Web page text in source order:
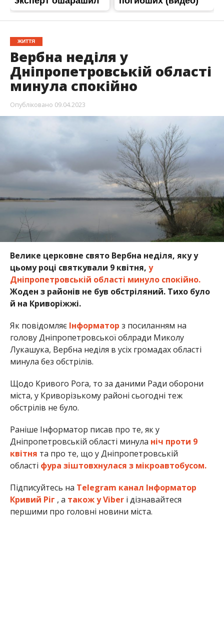
ЖИТТЯ
Вербна неділя у
Дніпропетровській області
минула спокійно
Опубліковано 09.04.2023
Велике церковне свято Вербна неділя, яку у
цьому році святкували 9 квітня, у
Дніпропетровській області минуло спокійно.
Жоден з районів не був обстріляний. Тихо було
й на Криворіжжі.
Як повідомляє Інформатор з посиланням на
голову Дніпропетровської облради Миколу
Лукашука, Вербна неділя в усіх громадах області
минула без обстрілів.
Щодо Кривого Рога, то за даними Ради оборони
міста, у Криворізькому районі сьогодні теж
обстрілів не було.
Раніше Інформатор писав про те, як у
Дніпропетровській області минула ніч проти 9
квітня та про те, що у Дніпропетровській
області фура зіштовхнулася з мікроавтобусом.
Підписуйтесь на Telegram канал Інформатор
Кривий Ріг , а також у Viberі дізнавайтеся
першими про головні новини міста.